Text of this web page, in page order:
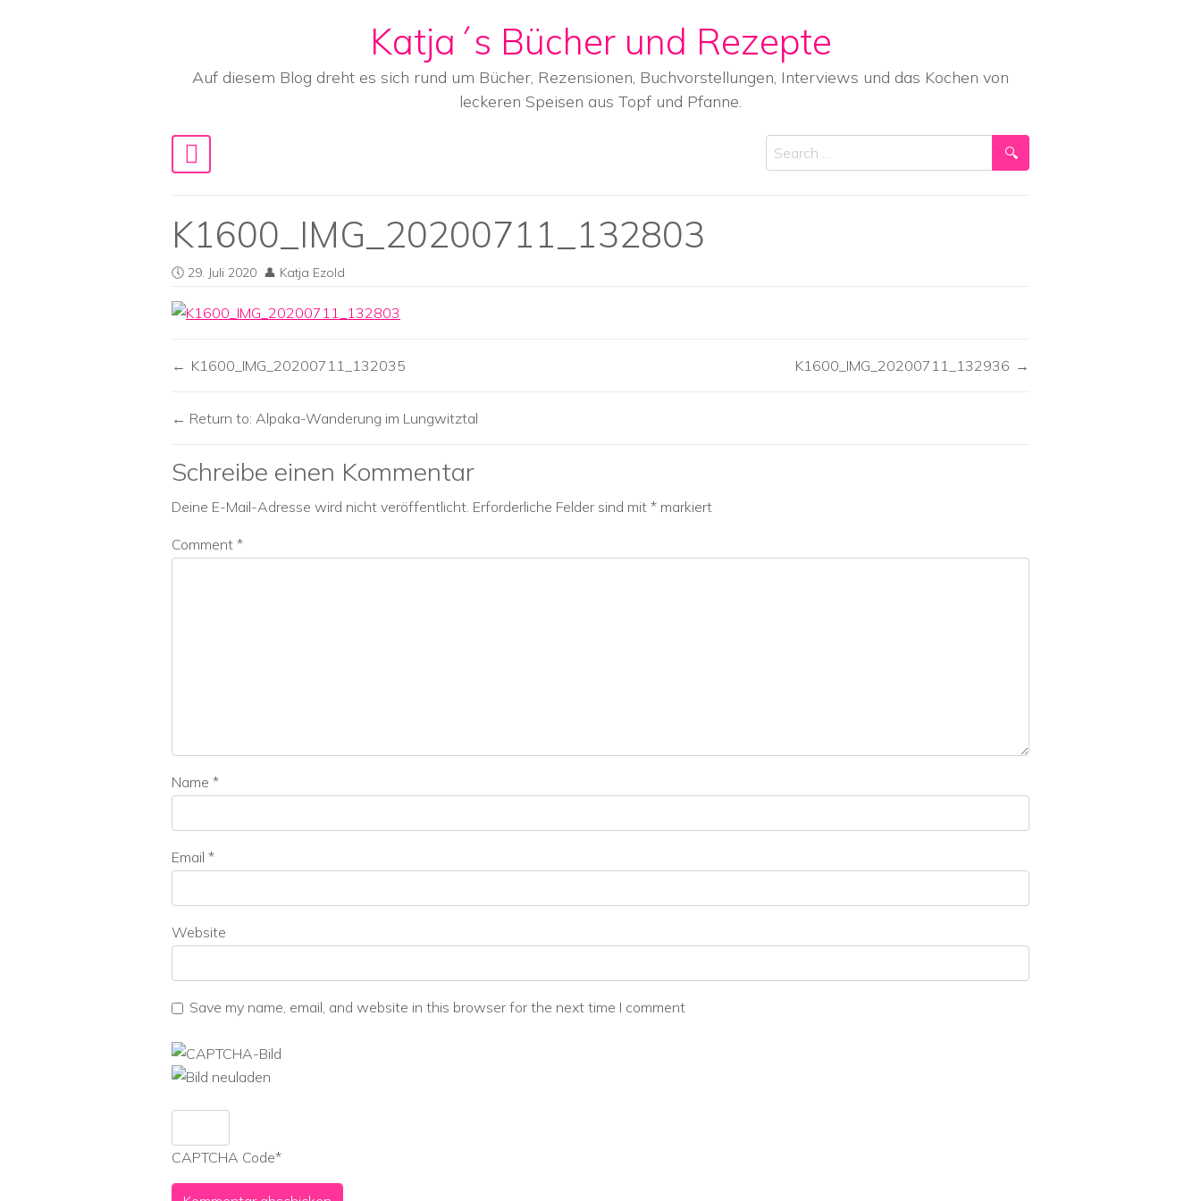
Katja´s Bücher und Rezepte
Auf diesem Blog dreht es sich rund um Bücher, Rezensionen, Buchvorstellungen, Interviews und das Kochen von
leckeren Speisen aus Topf und Pfanne.
Main Navigation
Search
K1600_IMG_20200711_132803
29. Juli 2020 Katja Ezold
K1600_IMG_20200711_132035 K1600_IMG_20200711_132936
Return to: Alpaka-Wanderung im Lungwitztal
Schreibe einen Kommentar
Deine E-Mail-Adresse wird nicht veröffentlicht. Erforderliche Felder sind mit * markiert
Comment *
Name *
Email *
Website
Save my name, email, and website in this browser for the next time I comment
CAPTCHA Code*